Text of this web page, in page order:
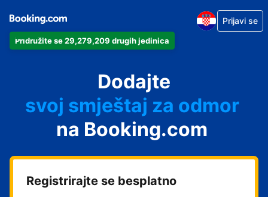
Pridružite se 29,279,209 drugih jedinica
Prijavi se
Dodajte
svoj apartman
svoj hotel
svoj smještaj za odmor
svoj privatni smještaj
svoj smještaj s doručkom
na Booking.com
Registrirajte se besplatno